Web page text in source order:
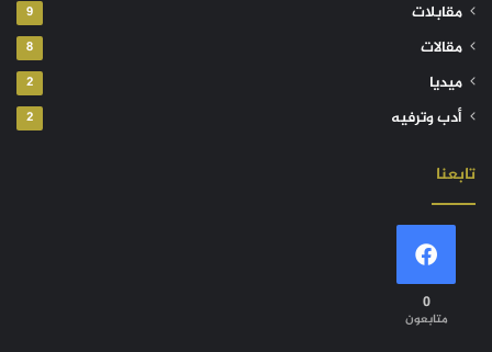
مقابلات 9
مقالات 8
ميديا 2
أدب وترفيه 2
تابعنا
0
متابعون